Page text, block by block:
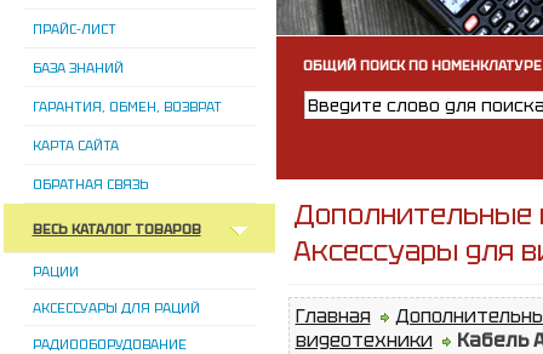
ПРАЙС-ЛИСТ
БАЗА ЗНАНИЙ
ГАРАНТИЯ, ОБМЕН, ВОЗВРАТ
КАРТА САЙТА
ОБРАТНАЯ СВЯЗЬ
ВЕСЬ КАТАЛОГ ТОВАРОВ
РАЦИИ
АКСЕССУАРЫ ДЛЯ РАЦИЙ
РАДИООБОРУДОВАНИЕ
ОБЩИЙ ПОИСК ПО НОМЕНКЛАТУРЕ
Аксессуары для
Главная
видеотехники
Кабель